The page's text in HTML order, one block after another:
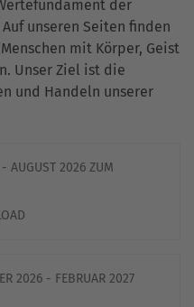
der
unseren Seiten finden
mit Körper, Geist
Unser Ziel ist die
und Handeln unserer
AUGUST 2026 ZUM
2026 - FEBRUAR 2027